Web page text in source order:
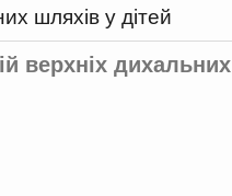
шляхів у дітей
верхніх дихальних